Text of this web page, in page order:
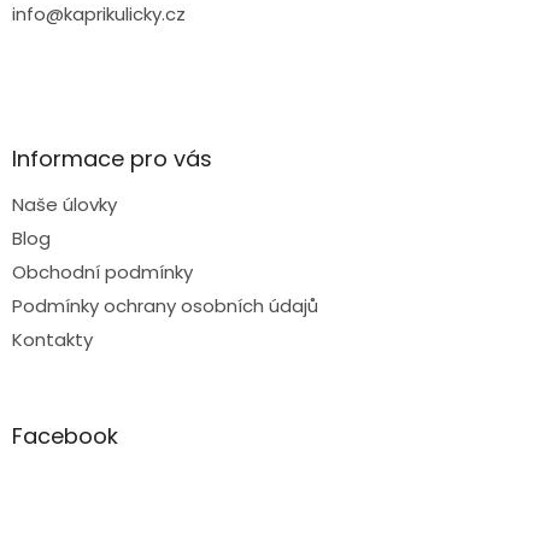
info@kaprikulicky.cz
Informace pro vás
Naše úlovky
Blog
Obchodní podmínky
Podmínky ochrany osobních údajů
Kontakty
Facebook